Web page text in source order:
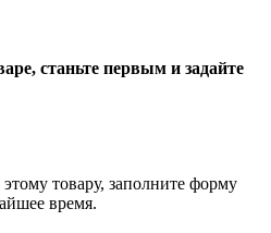
станьте первым и задайте
товару, заполните форму
время.